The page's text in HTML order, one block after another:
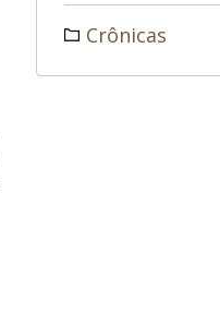
Crônicas